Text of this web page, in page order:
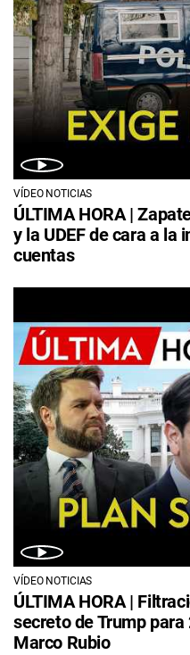
VÍDEO NOTICIAS
ÚLTIMA HORA |
y la UDEF de cara a la
cuentas
VÍDEO NOTICIAS
ÚLTIMA HORA |
secreto de Trump
Marco Rubio